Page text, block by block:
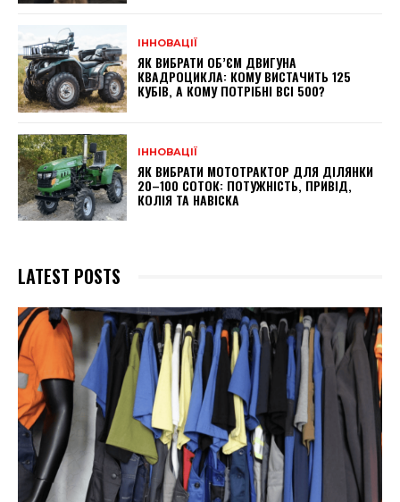
ІННОВАЦІЇ
ЯК ВИБРАТИ ОБ’ЄМ ДВИГУНА
КВАДРОЦИКЛА: КОМУ ВИСТАЧИТЬ 125
КУБІВ, А КОМУ ПОТРІБНІ ВСІ 500?
ІННОВАЦІЇ
ЯК ВИБРАТИ МОТОТРАКТОР ДЛЯ ДІЛЯНКИ
20–100 СОТОК: ПОТУЖНІСТЬ, ПРИВІД,
КОЛІЯ ТА НАВІСКА
LATEST POSTS